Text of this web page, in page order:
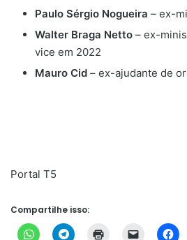
Paulo Sérgio Nogueira – ex-
Walter Braga Netto – ex-
vice em 2022
Mauro Cid – ex-ajudante de
Portal T5
Compartilhe isso: